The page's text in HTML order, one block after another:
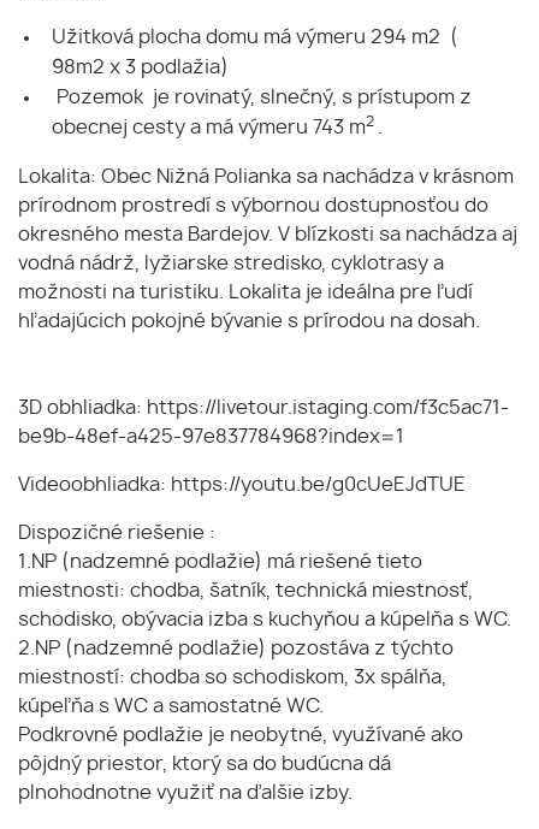
Užitková plocha domu má výmeru 294 m2 (
98m2 x 3 podlažia)
Pozemok je rovinatý, slnečný, s prístupom z
obecnej cesty a má výmeru 743 m2
Lokalita: Obec Nižná Polianka sa nachádza v krásnom
prírodnom prostredí s výbornou dostupnosťou do
okresného mesta Bardejov. V blízkosti sa nachádza aj
vodná nádrž, lyžiarske stredisko, cyklotrasy a
možnosti na turistiku. Lokalita je ideálna pre ľudí
hľadajúcich pokojné bývanie s prírodou na dosah.
3D obhliadka: https://livetour.istaging.com/f3c5ac71-
be9b-48ef-a425-97e837784968?index=1
Videoobhliadka: https://youtu.be/g0cUeEJdTUE
Dispozičné riešenie :
1.NP (nadzemné podlažie) má riešené tieto
miestnosti: chodba, šatník, technická miestnosť,
schodisko, obývacia izba s kuchyňou a kúpelňa s WC.
2.NP (nadzemné podlažie) pozostáva z týchto
miestností: chodba so schodiskom, 3x spálňa,
kúpeľňa s WC a samostatné WC.
Podkrovné podlažie je neobytné, využívané ako
pôjdný priestor, ktorý sa do budúcna dá
plnohodnotne využiť na ďalšie izby.